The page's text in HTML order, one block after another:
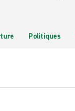
Politiques